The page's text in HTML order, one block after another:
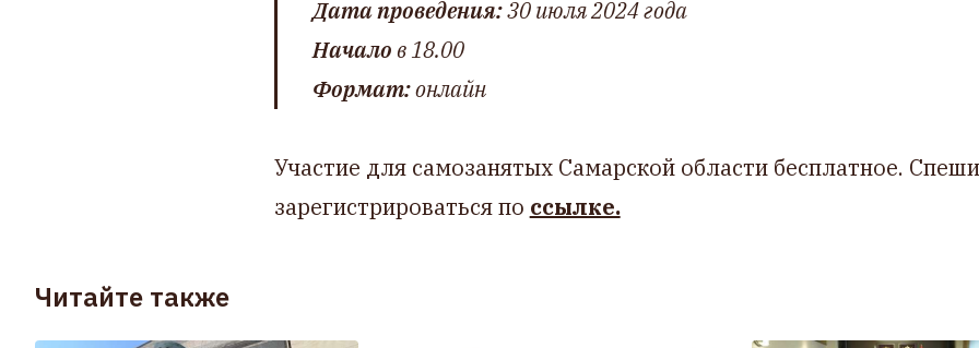
Дата проведения:30 июля 2024 года
Началов 18.00
Формат:онлайн
Участие для самозанятых Самарской области бесплатное.
зарегистрироваться по ссылке.
Читайте также